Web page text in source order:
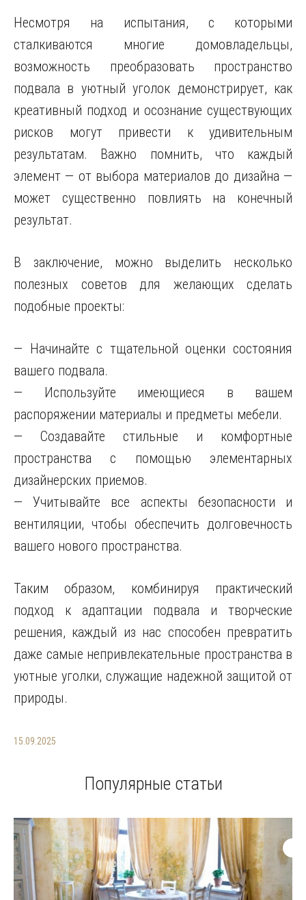
Несмотря на испытания, с которыми
сталкиваются многие домовладельцы,
возможность преобразовать пространство
подвала в уютный уголок демонстрирует, как
креативный подход и осознание существующих
рисков могут привести к удивительным
результатам. Важно помнить, что каждый
элемент — от выбора материалов до дизайна —
может существенно повлиять на конечный
результат.
В заключение, можно выделить несколько
полезных советов для желающих сделать
подобные проекты:
— Начинайте с тщательной оценки состояния
вашего подвала.
— Используйте имеющиеся в вашем
распоряжении материалы и предметы мебели.
— Создавайте стильные и комфортные
пространства с помощью элементарных
дизайнерских приемов.
— Учитывайте все аспекты безопасности и
вентиляции, чтобы обеспечить долговечность
вашего нового пространства.
Таким образом, комбинируя практический
подход к адаптации подвала и творческие
решения, каждый из нас способен превратить
даже самые непривлекательные пространства в
уютные уголки, служащие надежной защитой от
природы.
15.09.2025
Популярные статьи